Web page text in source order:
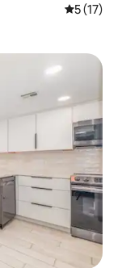
5 (17)